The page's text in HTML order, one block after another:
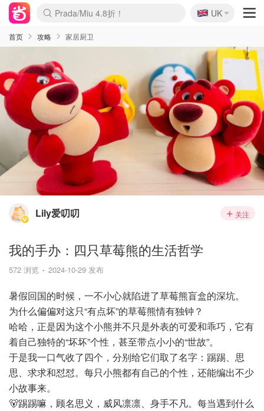
麦卢卡蜂蜜夏促！个位数！
Prada/Miu 4.8折！
啥？必胜客披萨5折！
🇬🇧
UK
首页 攻略 家居厨卫
Lily爱叨叨 关注
我的手办：四只草莓熊的生活哲学
572 浏览 2024-10-29 发布
暑假回国的时候，一不小心就陷进了草莓熊盲盒的深坑。
为什么偏偏对这只“有点坏”的草莓熊情有独钟？
哈哈，正是因为这个小熊并不只是外表的可爱和乖巧，它有
着自己独特的“坏坏”个性，甚至带点小小的“世故”。
于是我一口气收了四个，分别给它们取了名字：踢踢、思
思、求求和怼怼。每只小熊都有自己的个性，还能编出不少
小故事来。
🐻踢踢嘛，顾名思义，威风凛凛、身手不凡。每当遇到什么